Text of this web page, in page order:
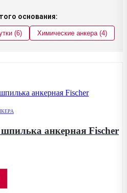
основания:
(6) Химические анкера (4)
анкерная Fischer